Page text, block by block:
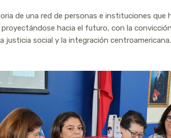
de una red de personas e instituciones
hacia el futuro, con la
justicia social y la integración centroamericana.